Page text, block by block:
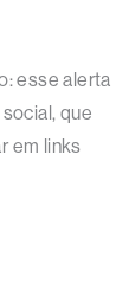
esse alerta
que
em links